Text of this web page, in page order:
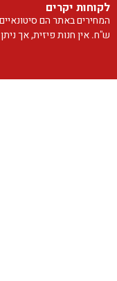
לקוחות יקרים
ש"ח. אין חנות פיזית, אך